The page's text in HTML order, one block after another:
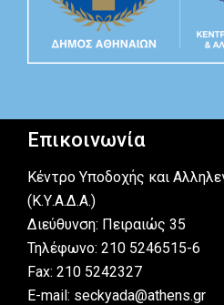
Επικοινωνία
Κέντρο Υποδοχής και
(Κ.Υ.Α.Δ.Α.)
Διεύθυνση: Πειραιώς 35
Τηλέφωνο: 210 5246515-6
Fax: 210 5242327
E-mail: seckyada@athens.gr